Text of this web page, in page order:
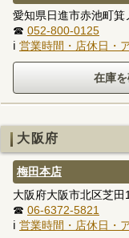
愛知県日進市赤池町
☎ 052-800-0125
ℹ 営業時間・店休日・
大阪府
梅田本店
大阪府大阪市北区芝
☎ 06-6372-5821
ℹ 営業時間・店休日・